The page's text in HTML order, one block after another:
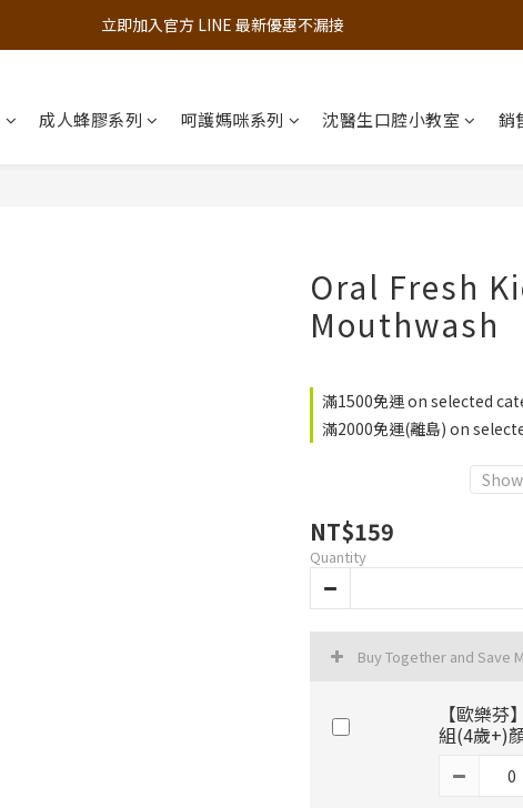
追蹤歐樂芬的Facebook，隨時掌握最新資訊！
立即加入官方 LINE 最新優惠不漏接
成人蜂膠系列 呵護媽咪系列 沈醫生口腔小教室 銷
Oral Fresh
Mouthwash
滿1500免運 on selected
滿2000免運(離島) on
NT$159
Quantity
Buy Together and Save
【歐樂
組(4歲+)